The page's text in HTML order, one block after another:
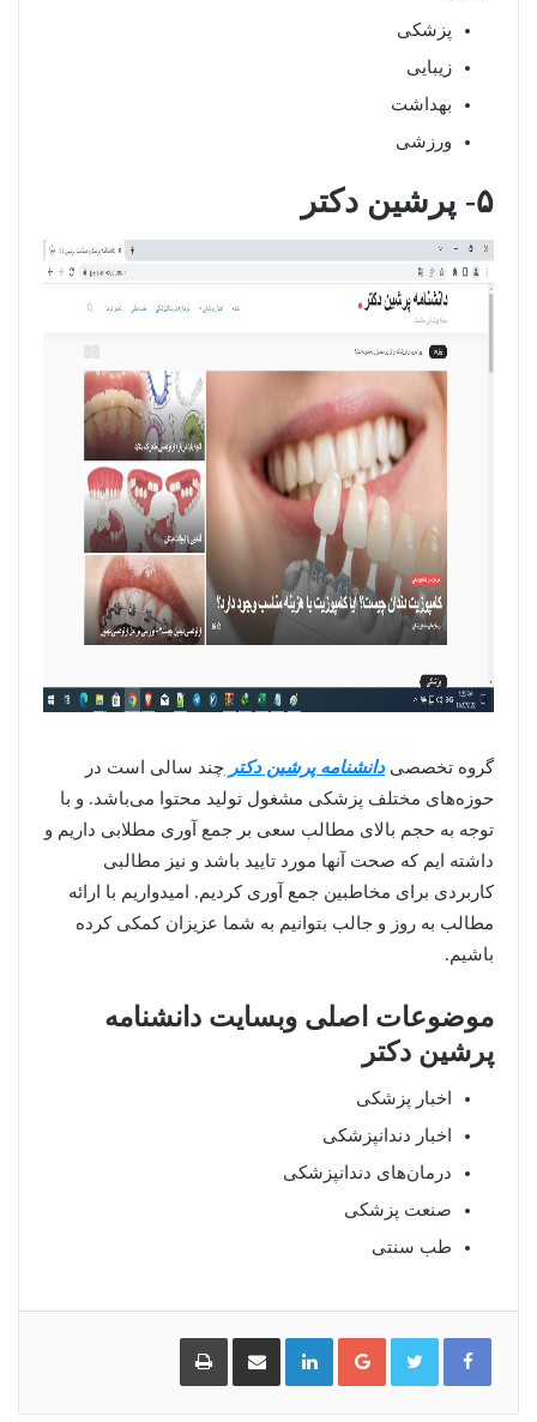
پزشکی
زیبایی
بهداشت
ورزشی
۵- پرشین دکتر
گروه تخصصیدانشنامه پرشین دکتر چند سالی است در
حوزه‌های مختلف پزشکی مشغول تولید محتوا می‌باشد. و با
توجه به حجم بالای مطالب سعی بر جمع آوری مطلابی داریم و
داشته ایم که صحت آنها مورد تایید باشد و نیز مطالبی
کاربردی برای مخاطبین جمع آوری کردیم. امیدواریم با ارائه
مطالب به روز و جالب بتوانیم به شما عزیزان کمکی کرده
باشیم.
موضوعات اصلی وبسایت دانشنامه
پرشین دکتر
اخبار پزشکی
اخبار دندانپزشکی
درمان‌های دندانپزشکی
صنعت پزشکی
طب سنتی
گوگل
پلاس
لینکدین اشتراک
گذاری
ایمیل
چاپ